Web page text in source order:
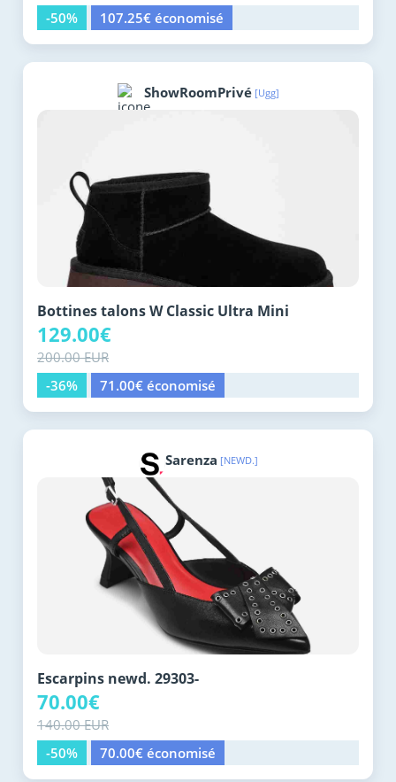
-50%
107.25€ économisé
ShowRoomPrivé [Ugg]
Bottines talons W Classic Ultra Mini
129.00€
200.00 EUR
-36%
71.00€ économisé
Sarenza [NEWD.]
Escarpins newd. 29303-
70.00€
140.00 EUR
-50%
70.00€ économisé